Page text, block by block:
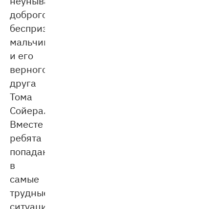
доброго
беспризорного
мальчишки
и его
верного
друга
Тома
Сойера.
Вместе
ребята
попадают
в
самые
трудные
ситуации,